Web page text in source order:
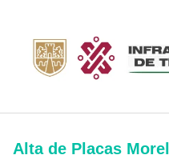
contenido
Alta de Placas